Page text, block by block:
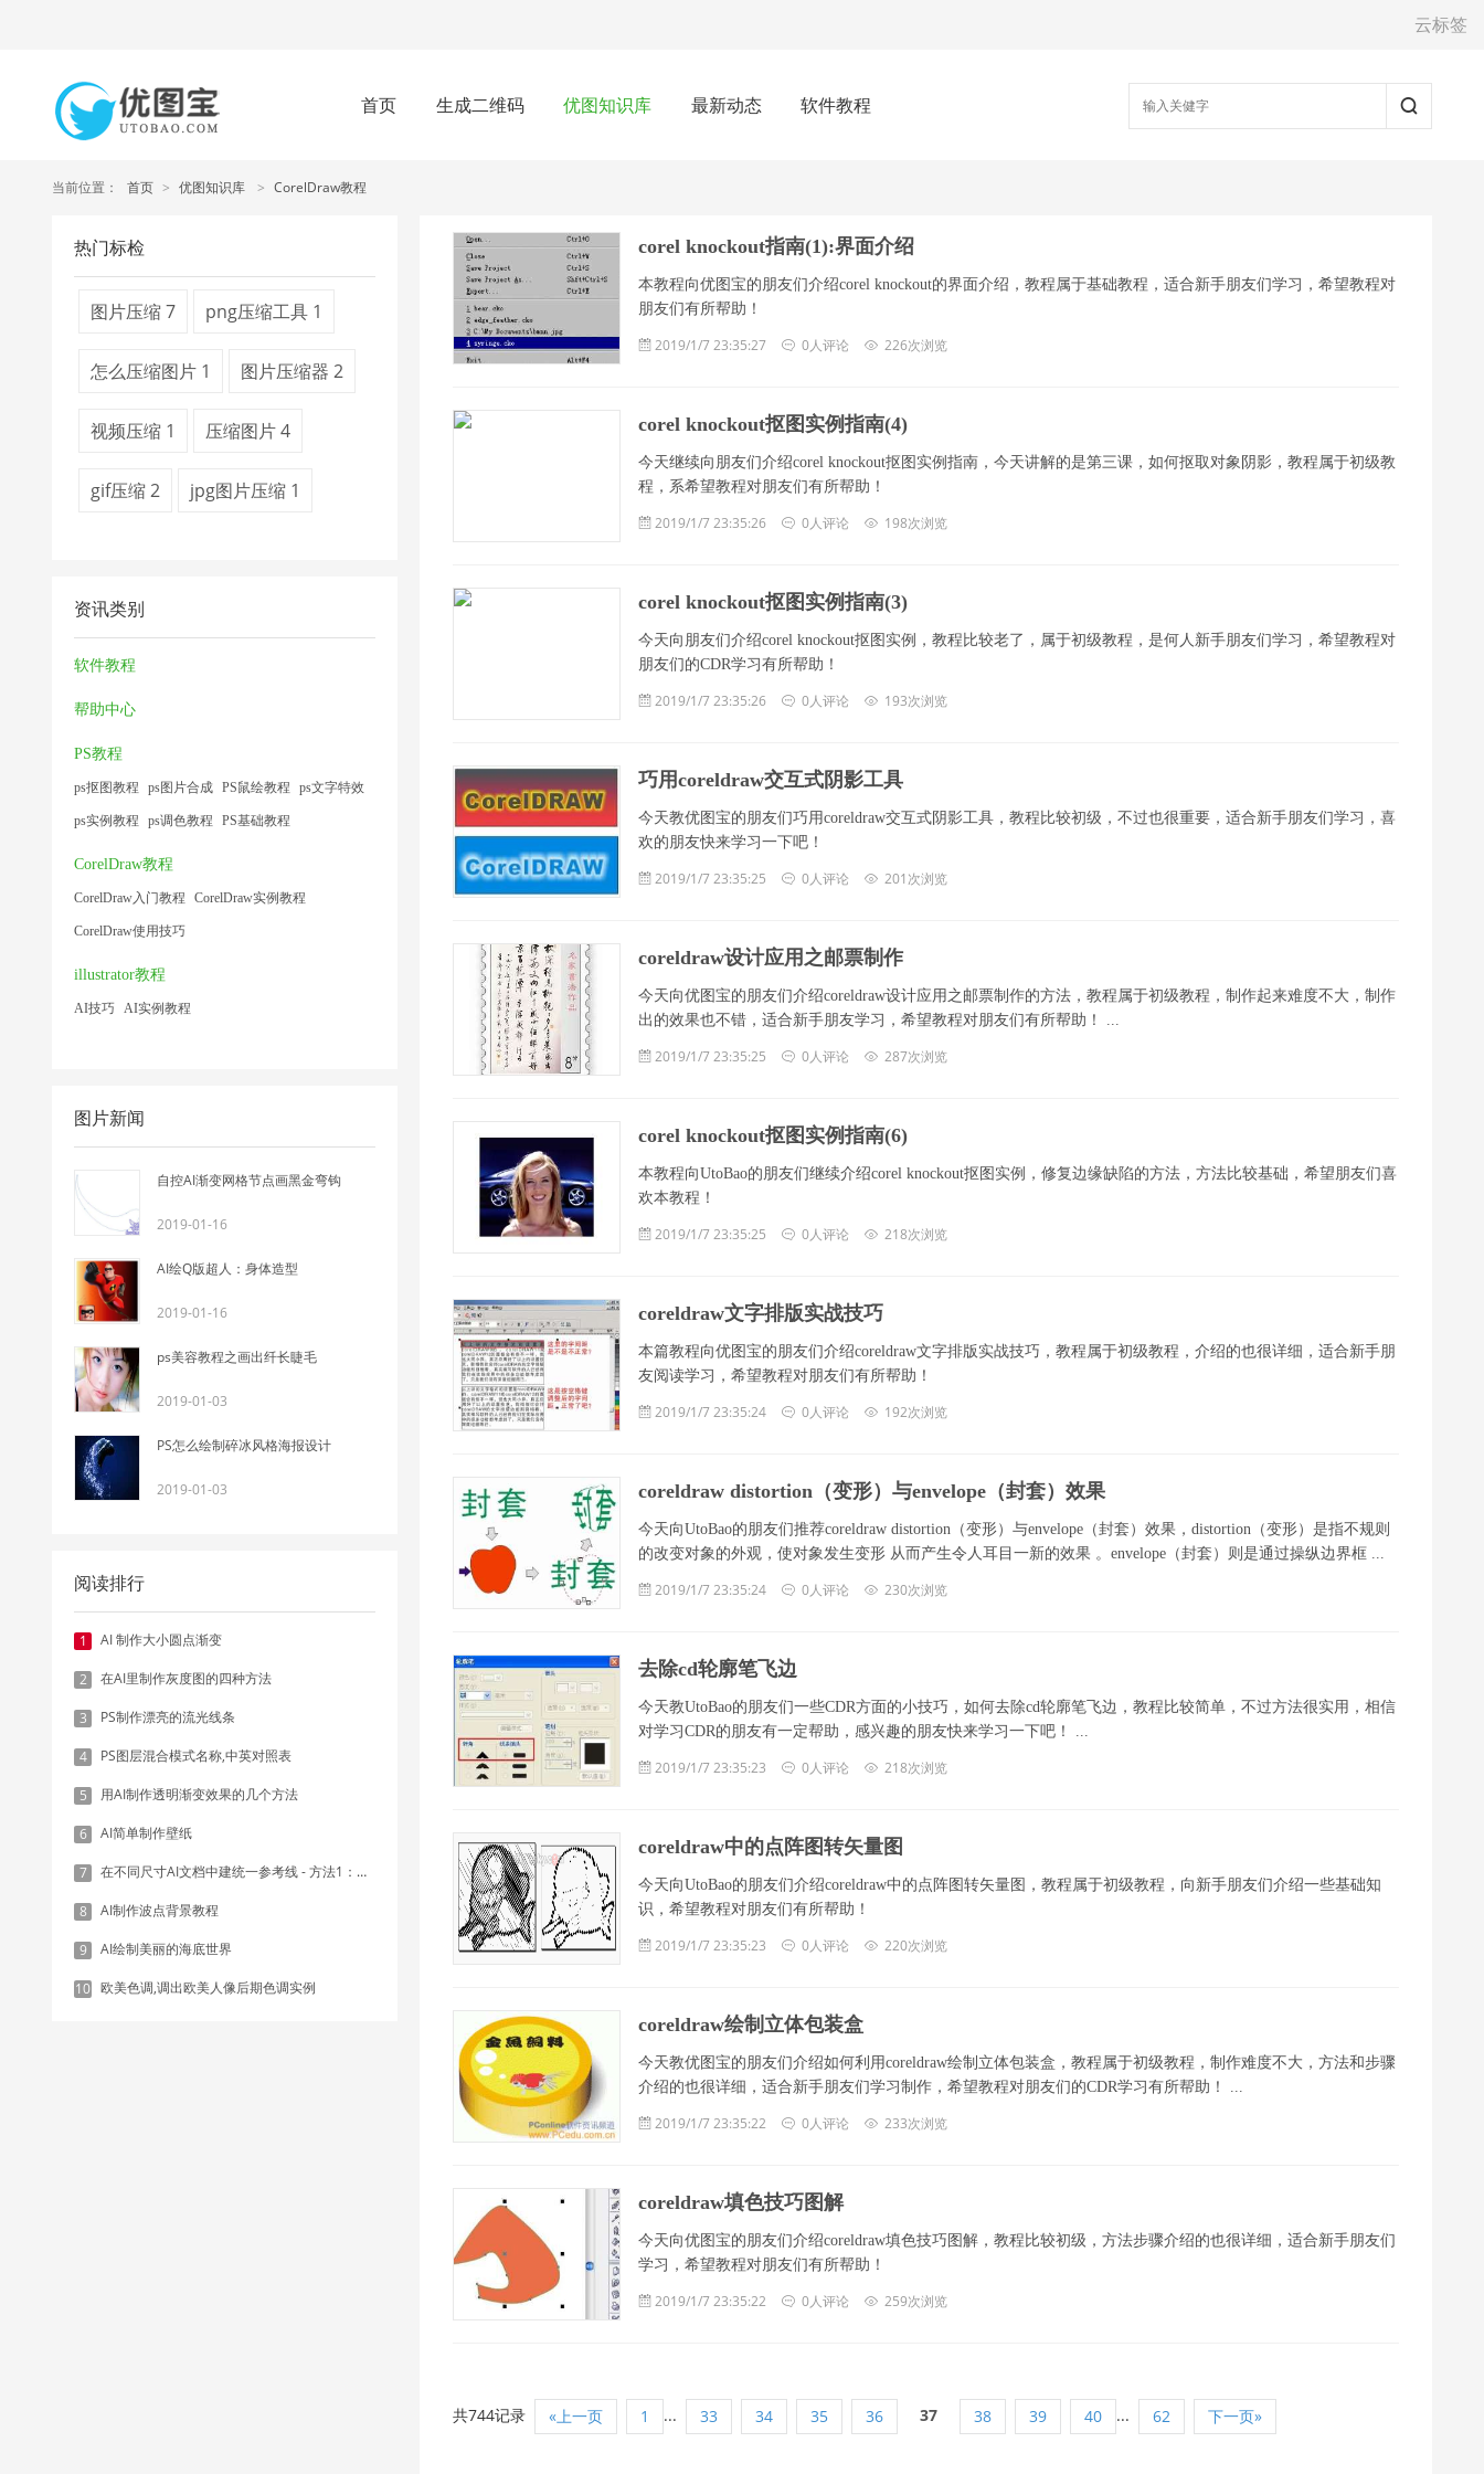
云标签
首页 生成二维码 优图知识库 最新动态 软件教程
当前位置： 首页 > 优图知识库 > CorelDraw教程
热门标检
图片压缩7 png压缩工具 1
怎么压缩图片 1 图片压缩器 2
视频压缩 1 压缩图片4
gif压缩2 jpg图片压缩 1
资讯类别
软件教程
帮助中心
PS教程
ps抠图教程 ps图片合成 PS鼠绘教程 ps文字特效
ps实例教程 ps调色教程 PS基础教程
CorelDraw教程
CorelDraw入门教程 CorelDraw实例教程
CorelDraw使用技巧
illustrator教程
AI技巧 AI实例教程
图片新闻
自控AI渐变网格节点画黑金弯钩
2019-01-16
AI绘Q版超人：身体造型
2019-01-16
ps美容教程之画出纤长睫毛
2019-01-03
PS怎么绘制碎冰风格海报设计
2019-01-03
阅读排行
1 AI 制作大小圆点渐变
2 在AI里制作灰度图的四种方法
3 PS制作漂亮的流光线条
4 PS图层混合模式名称,中英对照表
5 用AI制作透明渐变效果的几个方法
6 AI简单制作壁纸
7 在不同尺寸AI文档中建统一参考线 - 方法1：对齐和分布
8 AI制作波点背景教程
9 AI绘制美丽的海底世界
10 欧美色调,调出欧美人像后期色调实例
corel knockout指南(1):界面介绍
本教程向优图宝的朋友们介绍corel knockout的界面介绍，教程属于基础教程，适合新手朋友们学习，希望教程对
朋友们有所帮助！
2019/1/7 23:35:27 0人评论 226次浏览
corel knockout抠图实例指南(4)
今天继续向朋友们介绍corel knockout抠图实例指南，今天讲解的是第三课，如何抠取对象阴影，教程属于初级教
程，系希望教程对朋友们有所帮助！
2019/1/7 23:35:26 0人评论 198次浏览
corel knockout抠图实例指南(3)
今天向朋友们介绍corel knockout抠图实例，教程比较老了，属于初级教程，是何人新手朋友们学习，希望教程对
朋友们的CDR学习有所帮助！
2019/1/7 23:35:26 0人评论 193次浏览
巧用coreldraw交互式阴影工具
今天教优图宝的朋友们巧用coreldraw交互式阴影工具，教程比较初级，不过也很重要，适合新手朋友们学习，喜
欢的朋友快来学习一下吧！
2019/1/7 23:35:25 0人评论 201次浏览
coreldraw设计应用之邮票制作
今天向优图宝的朋友们介绍coreldraw设计应用之邮票制作的方法，教程属于初级教程，制作起来难度不大，制作
出的效果也不错，适合新手朋友学习，希望教程对朋友们有所帮助！ ...
2019/1/7 23:35:25 0人评论 287次浏览
corel knockout抠图实例指南(6)
本教程向UtoBao的朋友们继续介绍corel knockout抠图实例，修复边缘缺陷的方法，方法比较基础，希望朋友们喜
欢本教程！
2019/1/7 23:35:25 0人评论 218次浏览
coreldraw文字排版实战技巧
本篇教程向优图宝的朋友们介绍coreldraw文字排版实战技巧，教程属于初级教程，介绍的也很详细，适合新手朋
友阅读学习，希望教程对朋友们有所帮助！
2019/1/7 23:35:24 0人评论 192次浏览
coreldraw distortion（变形）与envelope（封套）效果
今天向UtoBao的朋友们推荐coreldraw distortion（变形）与envelope（封套）效果，distortion（变形）是指不规则
的改变对象的外观，使对象发生变形 从而产生令人耳目一新的效果 。envelope（封套）则是通过操纵边界框 ...
2019/1/7 23:35:24 0人评论 230次浏览
去除cd轮廓笔飞边
今天教UtoBao的朋友们一些CDR方面的小技巧，如何去除cd轮廓笔飞边，教程比较简单，不过方法很实用，相信
对学习CDR的朋友有一定帮助，感兴趣的朋友快来学习一下吧！ ...
2019/1/7 23:35:23 0人评论 218次浏览
coreldraw中的点阵图转矢量图
今天向UtoBao的朋友们介绍coreldraw中的点阵图转矢量图，教程属于初级教程，向新手朋友们介绍一些基础知
识，希望教程对朋友们有所帮助！
2019/1/7 23:35:23 0人评论 220次浏览
coreldraw绘制立体包装盒
今天教优图宝的朋友们介绍如何利用coreldraw绘制立体包装盒，教程属于初级教程，制作难度不大，方法和步骤
介绍的也很详细，适合新手朋友们学习制作，希望教程对朋友们的CDR学习有所帮助！ ...
2019/1/7 23:35:22 0人评论 233次浏览
coreldraw填色技巧图解
今天向优图宝的朋友们介绍coreldraw填色技巧图解，教程比较初级，方法步骤介绍的也很详细，适合新手朋友们
学习，希望教程对朋友们有所帮助！
2019/1/7 23:35:22 0人评论 259次浏览
共744记录 «上一页 1 ... 33 34 35 36 37 38 39 40 ... 62 下一页»